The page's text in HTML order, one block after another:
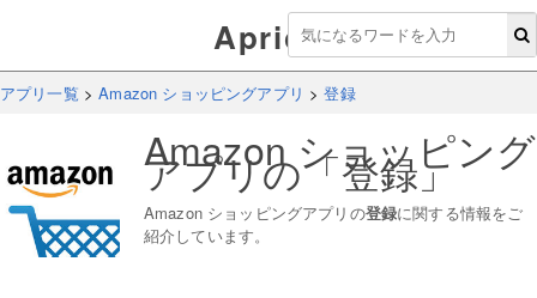
Aprico
アプリ一覧 >Amazon ショッピングアプリ >登録
Amazon ショッピング
アプリの「登録」
Amazon ショッピングアプリ の登録に関する情報をご
紹介しています。